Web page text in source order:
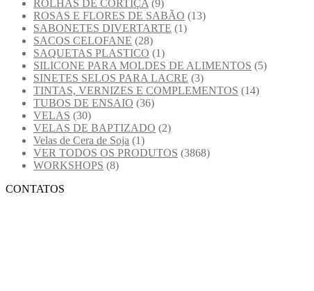
ROLHAS DE CORTIÇA (9)
ROSAS E FLORES DE SABÃO (13)
SABONETES DIVERTARTE (1)
SACOS CELOFANE (28)
SAQUETAS PLASTICO (1)
SILICONE PARA MOLDES DE ALIMENTOS (5)
SINETES SELOS PARA LACRE (3)
TINTAS, VERNIZES E COMPLEMENTOS (14)
TUBOS DE ENSAIO (36)
VELAS (30)
VELAS DE BAPTIZADO (2)
Velas de Cera de Soja (1)
VER TODOS OS PRODUTOS (3868)
WORKSHOPS (8)
CONTATOS